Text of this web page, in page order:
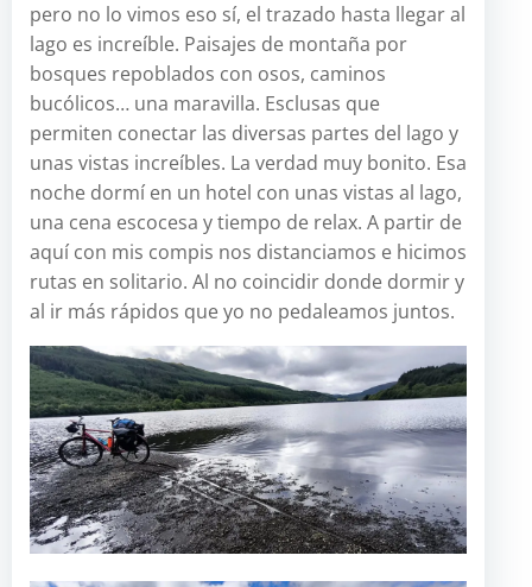
pero no lo vimos eso sí, el trazado hasta llegar al
lago es increíble. Paisajes de montaña por
bosques repoblados con osos, caminos
bucólicos… una maravilla. Esclusas que
permiten conectar las diversas partes del lago y
unas vistas increíbles. La verdad muy bonito. Esa
noche dormí en un hotel con unas vistas al lago,
una cena escocesa y tiempo de relax. A partir de
aquí con mis compis nos distanciamos e hicimos
rutas en solitario. Al no coincidir donde dormir y
al ir más rápidos que yo no pedaleamos juntos.